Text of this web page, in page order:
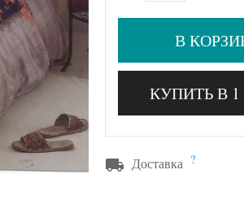
В
КУПИТЬ В
Доставка ?